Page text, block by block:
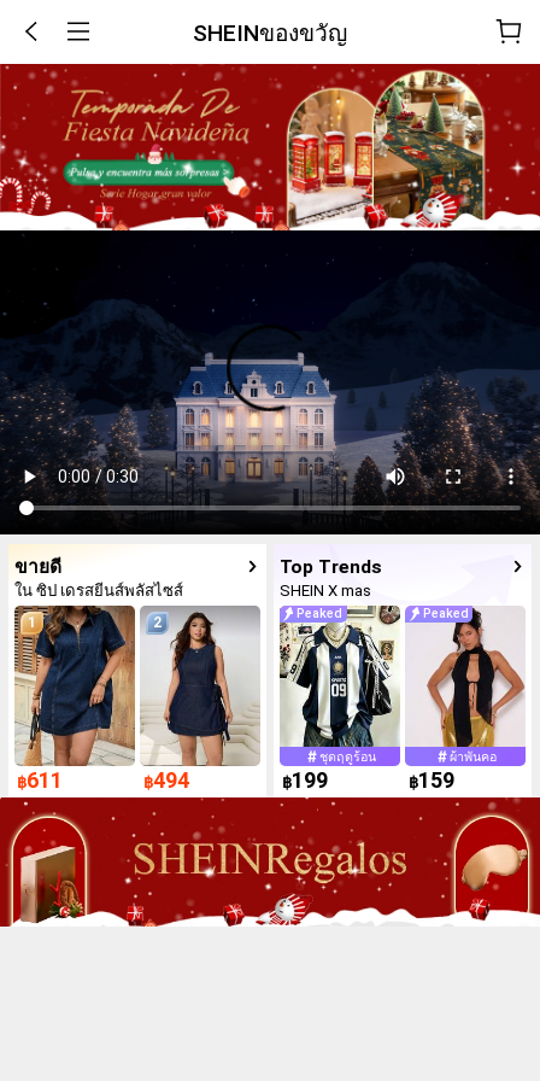
SHEINของขวัญ
ขายดี
ใน ซิป เดรสยีนส์พลัสไซส์
1
฿611
2
฿494
Top Trends
SHEIN X mas
Peaked
ชุดฤดูร้อน
฿199
Peaked
ผ้าพันคอ
฿159